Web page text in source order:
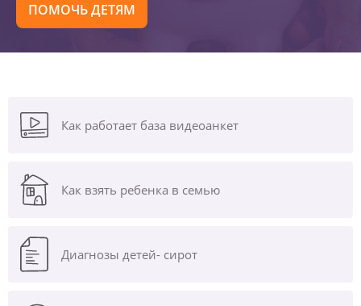
ПОМОЧЬ ДЕТЯМ
Как работает база видеоанкет
Как взять ребенка в семью
Диагнозы детей- сирот